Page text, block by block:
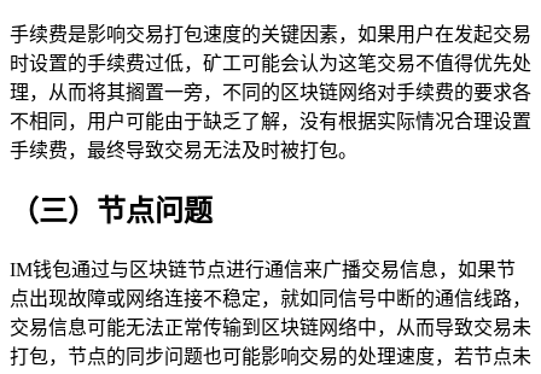
手续费是影响交易打包速度的关键因素，如果用户在发起交易
时设置的手续费过低，矿工可能会认为这笔交易不值得优先处
理，从而将其搁置一旁，不同的区块链网络对手续费的要求各
不相同，用户可能由于缺乏了解，没有根据实际情况合理设置
手续费，最终导致交易无法及时被打包。
（三）节点问题
IM钱包通过与区块链节点进行通信来广播交易信息，如果节
点出现故障或网络连接不稳定，就如同信号中断的通信线路，
交易信息可能无法正常传输到区块链网络中，从而导致交易未
打包，节点的同步问题也可能影响交易的处理速度，若节点未